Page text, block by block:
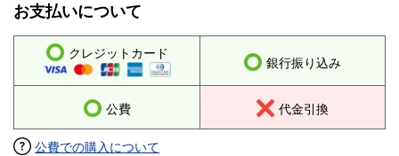
お支払いについて
クレジットカード
銀行振り込み
公費 代金引換
公費での購入について